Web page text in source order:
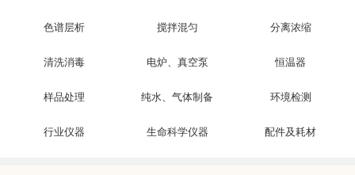
色谱层析 搅拌混匀 分离浓缩
清洗消毒 电炉、真空泵 恒温器
样品处理 纯水、气体制备 环境检测
行业仪器 生命科学仪器 配件及耗材